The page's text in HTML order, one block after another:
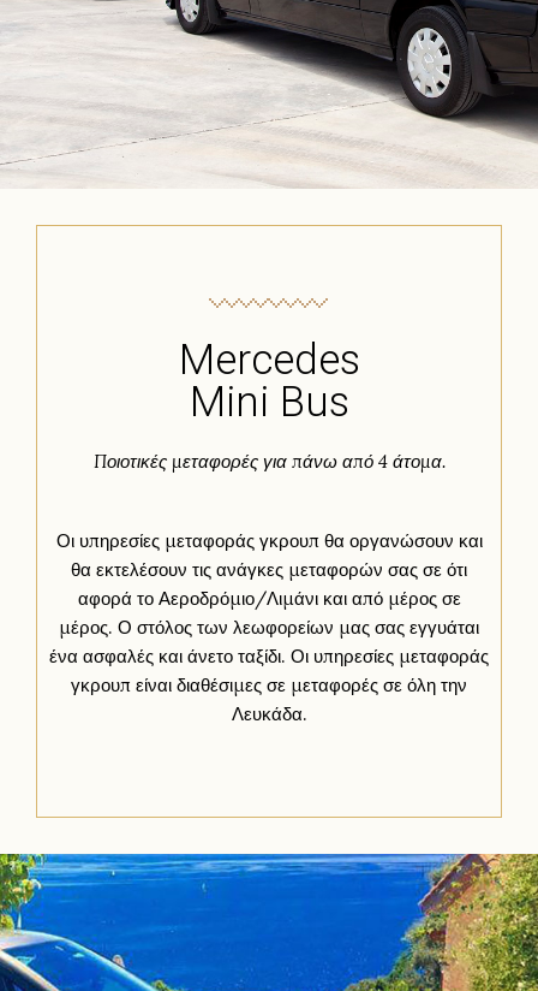
Mercedes
Mini Bus
Ποιοτικές μεταφορές για πάνω από 4 άτομα.
Οι υπηρεσίες μεταφοράς γκρουπ θα οργανώσουν και
θα εκτελέσουν τις ανάγκες μεταφορών σας σε ότι
αφορά το Αεροδρόμιο/Λιμάνι και από μέρος σε
μέρος. Ο στόλος των λεωφορείων μας σας εγγυάται
ένα ασφαλές και άνετο ταξίδι. Οι υπηρεσίες μεταφοράς
γκρουπ είναι διαθέσιμες σε μεταφορές σε όλη την
Λευκάδα.